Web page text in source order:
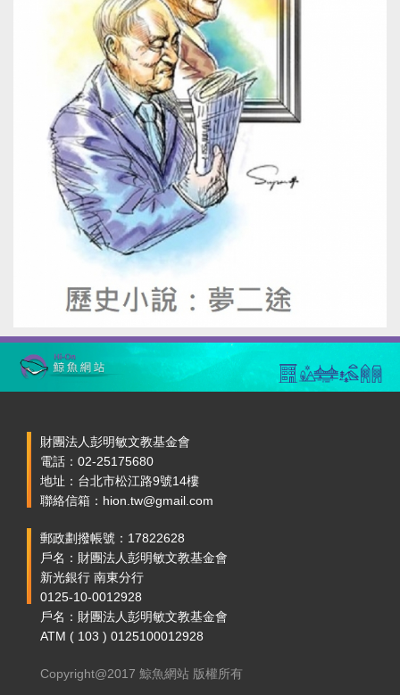
財團法人彭明敏文教基金會
電話：02-25175680
地址：台北市松江路9號14樓
聯絡信箱：hion.tw@gmail.com
郵政劃撥帳號：17822628
戶名：財團法人彭明敏文教基金會
新光銀行 南東分行
0125-10-0012928
戶名：財團法人彭明敏文教基金會
ATM ( 103 ) 0125100012928
Copyright@2017 鯨魚網站 版權所有